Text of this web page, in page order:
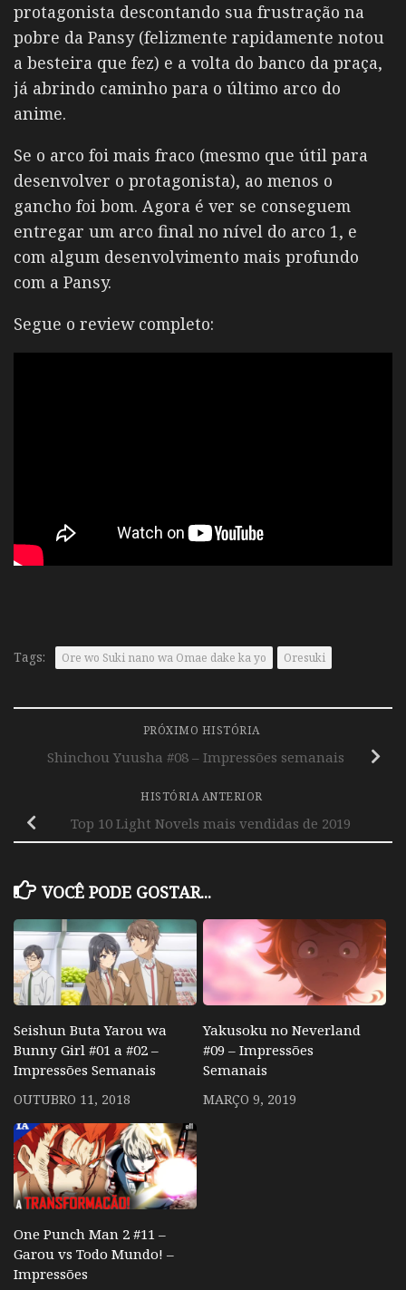
protagonista descontando sua frustração na
pobre da Pansy (felizmente rapidamente notou
a besteira que fez) e a volta do banco da praça,
já abrindo caminho para o último arco do
anime.
Se o arco foi mais fraco (mesmo que útil para
desenvolver o protagonista), ao menos o
gancho foi bom. Agora é ver se conseguem
entregar um arco final no nível do arco 1, e
com algum desenvolvimento mais profundo
com a Pansy.
Segue o review completo:
Tags: Ore wo Suki nano wa Omae dake ka yo Oresuki
PRÓXIMO HISTÓRIA
Shinchou Yuusha #08 – Impressões semanais
HISTÓRIA ANTERIOR
Top 10 Light Novels mais vendidas de 2019
VOCÊ PODE GOSTAR...
Seishun Buta Yarou wa
Bunny Girl #01 a #02 –
Impressões Semanais
OUTUBRO 11, 2018
Yakusoku no Neverland
#09 – Impressões
Semanais
MARÇO 9, 2019
One Punch Man 2 #11 –
Garou vs Todo Mundo! –
Impressões